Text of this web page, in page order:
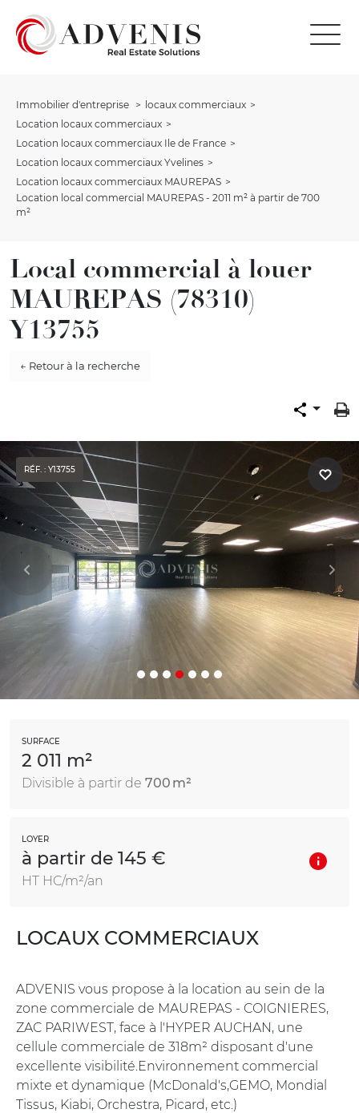
Immobilier d'entreprise
locaux commerciaux
Location locaux commerciaux
Location locaux commerciaux Ile de France
Location locaux commerciaux Yvelines
Location locaux commerciaux MAUREPAS
Location local commercial MAUREPAS - 2011 m² à partir de 700
m²
Local commercial à louer
MAUREPAS (78310)
Y13755
← Retour à la recherche
RÉF. : Y13755
SURFACE
2 011 m²
Divisible à partir de 700 m²
LOYER
à partir de 145 €
HT HC/m²/an
LOCAUX COMMERCIAUX
ADVENIS vous propose à la location au sein de la
zone commerciale de MAUREPAS - COIGNIERES,
ZAC PARIWEST, face à l'HYPER AUCHAN, une
cellule commerciale de 318m² disposant d'une
excellente visibilité.Environnement commercial
mixte et dynamique (McDonald's,GEMO, Mondial
Tissus, Kiabi, Orchestra, Picard, etc.)